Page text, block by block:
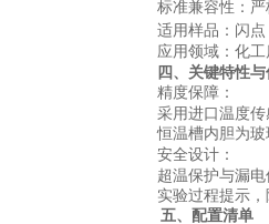
标准兼容性 ：
适用样品 ：闪点
应用领域 ：化
四、关键特性
精度保障 ：
采用进口温度传
恒温槽内胆为玻
安全设计 ：
超温保护与漏
实验过程提示，
五、配置清单